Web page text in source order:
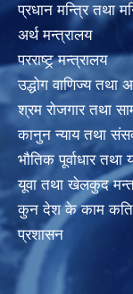
प्रधान मन्त्रि तथा
अर्थ मन्त्रालय
परराष्ट्र् मन्त्रालय
उद्धोग वाणिज्य तथा
श्रम रोजगार तथा
कानुन न्याय तथा
भाैतिक पूर्वाधार तथा
यूवा तथा खेलकुद
कुन देश के काम
प्रशासन